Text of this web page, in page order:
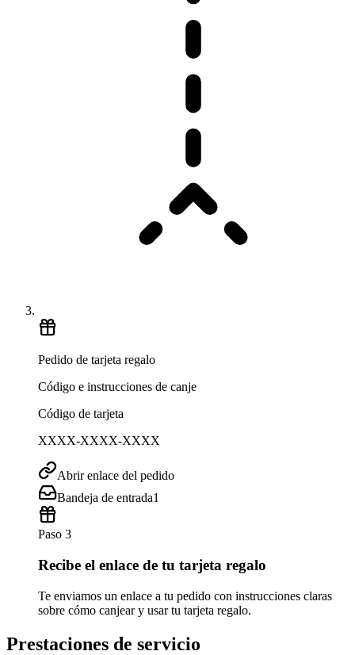
Pedido de tarjeta regalo
Código e instrucciones de canje
Código de tarjeta
XXXX-XXXX-XXXX
Abrir enlace del pedido
Bandeja de entrada1
Paso 3
Recibe el enlace de tu tarjeta regalo
Te enviamos un enlace a tu pedido con instrucciones claras
sobre cómo canjear y usar tu tarjeta regalo.
Prestaciones de servicio